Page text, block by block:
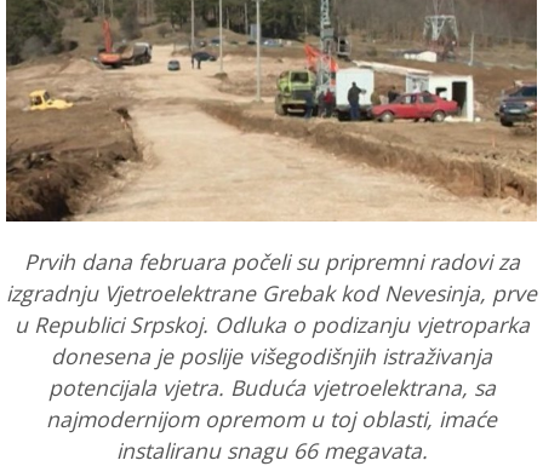
Prvih dana februara počeli su pripremni radovi za
izgradnju Vjetroelektrane Grebak kod Nevesinja, prve
u Republici Srpskoj. Odluka o podizanju vjetroparka
donesena je poslije višegodišnjih istraživanja
potencijala vjetra. Buduća vjetroelektrana, sa
najmodernijom opremom u toj oblasti, imaće
instaliranu snagu 66 megavata.